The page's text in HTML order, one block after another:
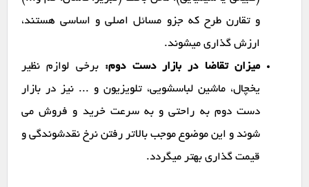
و تقارن طرح که جزو مسائل اصلی و اساسی هستند،
ارزش گذاری میشوند.
میزان تقاضا در بازار دست دوم: برخی لوازم نظیر
یخچال، ماشین لباسشویی، تلویزیون و ... نیز در بازار
دست دوم به راحتی و به سرعت خرید و فروش می
شوند و این موضوع موجب بالاتر رفتن نرخ نقدشوندگی و
قیمت گذاری بهتر میگردد.